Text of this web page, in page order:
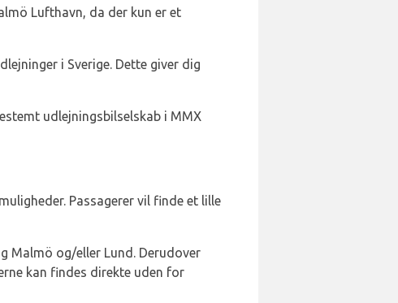
Lufthavn, da der kun er et
i Sverige. Dette giver dig
udlejningsbilselskab i MMX
Passagerer vil finde et lille
Malmö og/eller Lund. Derudover
kan findes direkte uden for